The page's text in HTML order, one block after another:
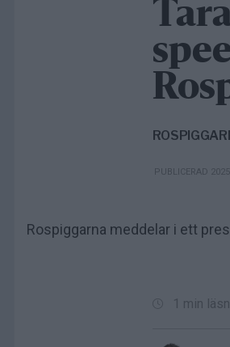
PUBLICERAD
Rospiggarna meddelar i ett
1 min